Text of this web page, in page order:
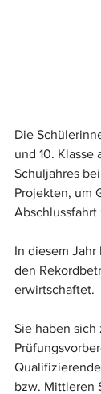
Die
und 10. Klasse
Schuljahres
Projekten, um
In diesem
den
erwirtschaftet.
Sie haben sich
bzw. Mittleren